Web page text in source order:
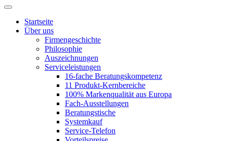
Startseite
Über uns
Firmengeschichte
Philosophie
Auszeichnungen
Serviceleistungen
16-fache Beratungskompetenz
11 Produkt-Kernbereiche
100% Markenqualität aus Europa
Fach-Ausstellungen
Beratungstische
Systemkauf
Service-Telefon